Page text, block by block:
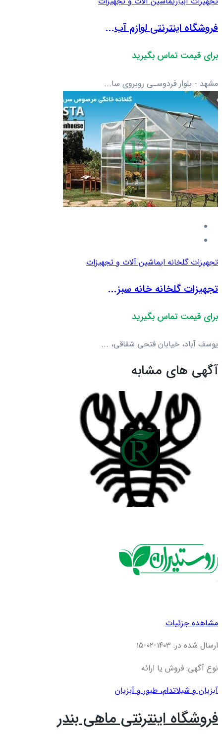
فروشگاه اینترنتی لوازم آب...
برای قیمت تماس بگیرید
مشهد - بلوار فردوسـی روبروی سا...
تجهیزات گلخانه ایماشین آلات و تجهیزات
تجهیزات گلخانه خانه سبز...
برای قیمت تماس بگیرید
یوسف آباد، خیابان فتحی شقاقی، ...
آگهی های مشابه
مشاهده جزئیات
ارسال شده در: ۱۴۰۳-۰۲-۱۵
نوع آگهی: فروش یا ارائه
آبزیان و شیلاتدام، طیور و آبزیان
فروشگاه اینترنتی ماهی بندر